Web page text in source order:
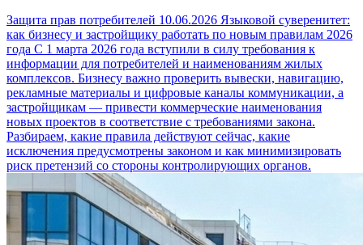
Защита прав потребителей 10.06.2026 Языковой суверенитет:
как бизнесу и застройщику работать по новым правилам 2026
года С 1 марта 2026 года вступили в силу требования к
информации для потребителей и наименованиям жилых
комплексов. Бизнесу важно проверить вывески, навигацию,
рекламные материалы и цифровые каналы коммуникации, а
застройщикам — привести коммерческие наименования
новых проектов в соответствие с требованиями закона.
Разбираем, какие правила действуют сейчас, какие
исключения предусмотрены законом и как минимизировать
риск претензий со стороны контролирующих органов.